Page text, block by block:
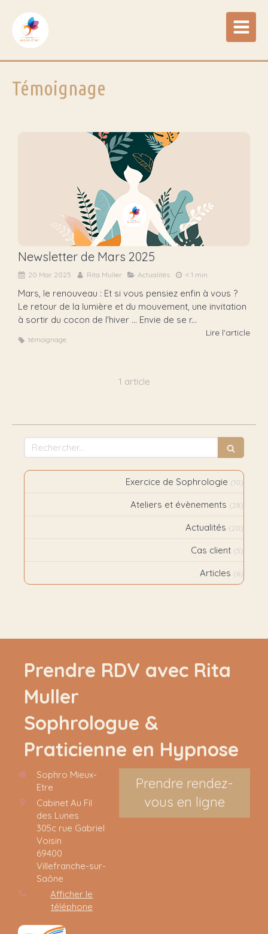
Témoignage
Newsletter de Mars 2025
20 Mar 2025 Rita Muller Actualités < 1 min.
Mars, le renouveau : Et si vous pensiez enfin à vous ?
Le retour de la lumière et du mouvement, une invitation
à sortir du cocon de l'hiver ... Envie de se r...
Lire l'article
témoignage
1 article
Rechercher
Exercice de Sophrologie (10)
Ateliers et évènements (28)
Actualités (20)
Cas client (5)
Articles (6)
Prendre RDV avec Rita
Muller
Sophrologue &
Praticienne en Hypnose
Sophro Mieux-
Etre
Cabinet Au Fil
des Lunes
305c rue Gabriel
Voisin
69400
Villefranche-sur-
Saône
Afficher le
téléphone
Prendre rendez-
vous en ligne